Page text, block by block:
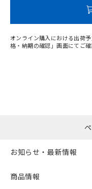
オンライン購入における出荷
格・納期の確認」画面にてご確
お知らせ・最新情報
商品情報